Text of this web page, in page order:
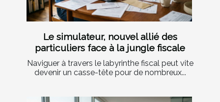
Le simulateur, nouvel allié des
particuliers face à la jungle fiscale
Naviguer à travers le labyrinthe fiscal peut vite
devenir un casse-tête pour de nombreux...